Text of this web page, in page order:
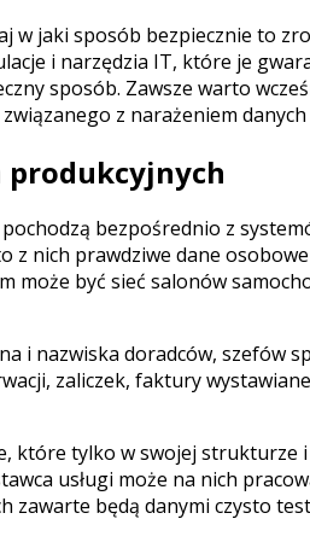
w jaki sposób bezpiecznie to
i narzędzia IT, które je
sposób. Zawsze warto
z narażeniem danych
produkcyjnych
bezpośrednio z
z nich prawdziwe dane
może być sieć salonów
i nazwiska doradców, szefów
zaliczek, faktury
które tylko w swojej strukturze
usługi może na nich
zawarte będą danymi czysto